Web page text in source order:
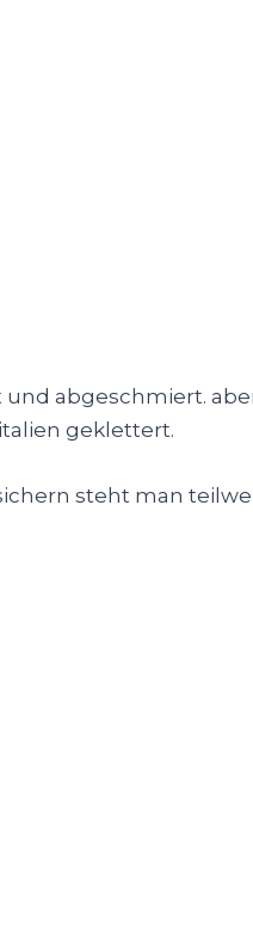
abgeschmiert.
geklettert.
steht man